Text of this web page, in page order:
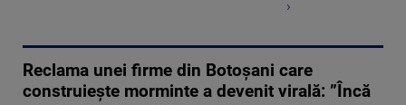
›
Reclama unei firme din Botoșani care
construiește morminte a devenit virală: ”Încă